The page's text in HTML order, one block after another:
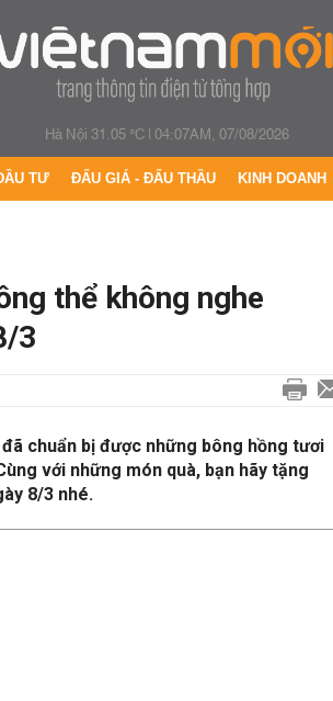
Hà Nội 31.05 °C|04:07AM, 07/08/2026
TƯ ĐẤU GIÁ - ĐẤU THẦU KINH DOANH
thể không nghe
3
chuẩn bị được những bông hồng tươi
với những món quà, bạn hãy tặng
8/3 nhé.